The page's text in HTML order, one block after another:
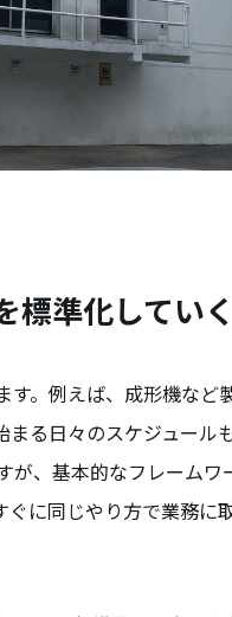
標準化していく
。例えば、成形機など
る日々のスケジュール
が、基本的なフレームワ
に同じやり方で業務に